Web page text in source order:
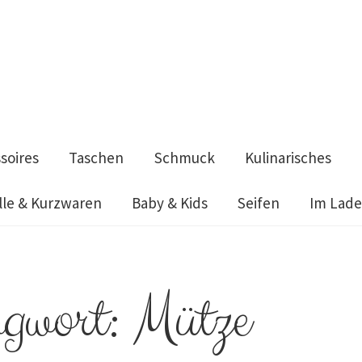
Taschen Schmuck Kulinarisches
& Kurzwaren Baby & Kids Seifen Im
Mütze